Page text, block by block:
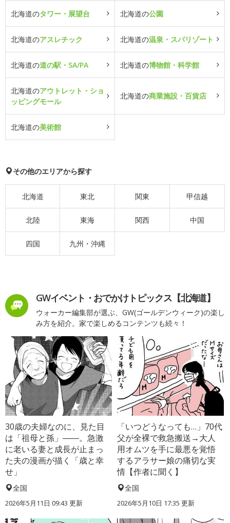
北海道のタワー・展望台 北海道の公園
北海道のアスレチック 北海道の温泉・スパリゾート
北海道の道の駅・SA/PA 北海道の博物館・科学館
北海道のアウトレット・ショ
ッピングモール
北海道の商業施設・百貨店
北海道の美術館
その他のエリアから探す
北海道 東北 関東 甲信越
北陸 東海 関西 中国
四国 九州・沖縄
GWイベント・おでかけトピックス【北海道】
ウォーカー編集部が選ぶ、GW(ゴールデンウィーク)の楽し
み方を紹介。家で楽しめるコンテンツも続々！
30歳の夫婦なのに、見た目
は「祖母と孫」――。急激
に老いる妻と成長が止まっ
た夫の漫画が描く「歳と幸
せ」
全国
2026年5月11日 09:43 更新
「いつどうなっても…」70代
父が全裸で救急搬送→大人
用オムツを手に最悪を覚悟
するアラサー娘の痛切な実
情【作者に聞く】
全国
2026年5月10日 17:35 更新